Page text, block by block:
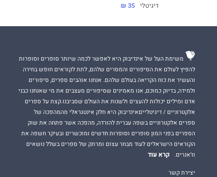
דיגיטלי 35 ₪
משימת העל של אינדיבוק היא לאפשר לכמה שיותר סופרים וסופרות
להפיץ לעולם את הסיפורים והמסרים שלהם, לתת לקוראים חופש בחירה
והעשיר את כוח הקריאה בעולם שלהם. אנחנו אוהבים ספרים, סיפורים
ולמידה, בדיוק כמוכם, אנו מאמינים שסיפורים מעצבים את מי שאנחנו כבני
אדם ומילים יכולות להעצים ולשנות את העולם שסביבנו.קצת על ספרים
אלקטרוניים / דיגיטלייםאינדיבוק היא חלק אינטגראלי מהמהפכה של
ספרים אלקטרוניים בשפה עברית להורדה, מהפכה אשר פתחה את שוק
הספרים בפני המון סופרים וסופרות חדשים ומוכשרים ובעיקר חשפה את
הקוראים הישראלים לעוד מבחר עצום ומרתק של ספרים בשלל נושאים
וז'אנרים.
קרא עוד
יצירת קשר